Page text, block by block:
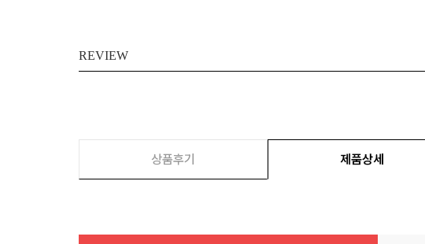
REVIEW
상품후기 제품상세